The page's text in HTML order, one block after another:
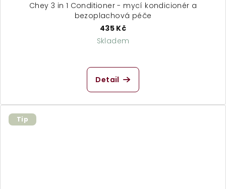
Chey 3 in 1 Conditioner - mycí kondicionér a
bezoplachová péče
435 Kč
Skladem
Detail
Tip